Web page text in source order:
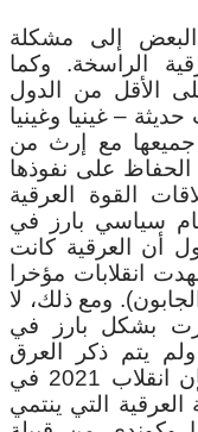
إلى مشكلة
الراسخة. وكما
الأقل من الدول
– غينيا وغينيا
جميعها مع إرث من
الحفاظ على نفوذها
القوة العرقية
سياسي بارز في
أن العرقية كانت
انقلابات مؤخرا
ومع ذلك، لا
بشكل بارز في
ولم يتم ذكر العرق
بشكل صريح. على سبيل المثال فإن انقلاب 2021 في
التي ينتمي